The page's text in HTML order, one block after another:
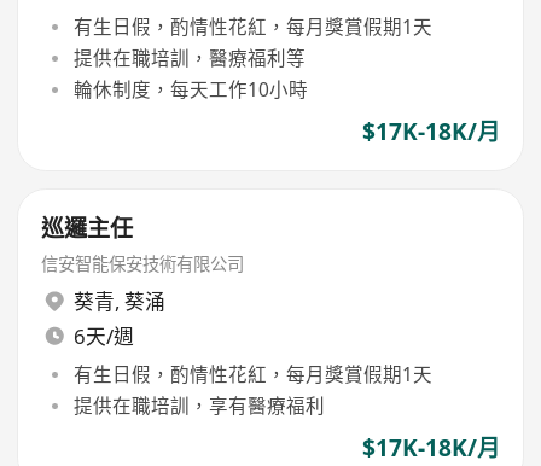
有生日假，酌情性花紅，每月獎賞假期1天
提供在職培訓，醫療福利等
輪休制度，每天工作10小時
$17K-18K/月
巡邏主任
信安智能保安技術有限公司
葵青, 葵涌
6天/週
有生日假，酌情性花紅，每月獎賞假期1天
提供在職培訓，享有醫療福利
$17K-18K/月